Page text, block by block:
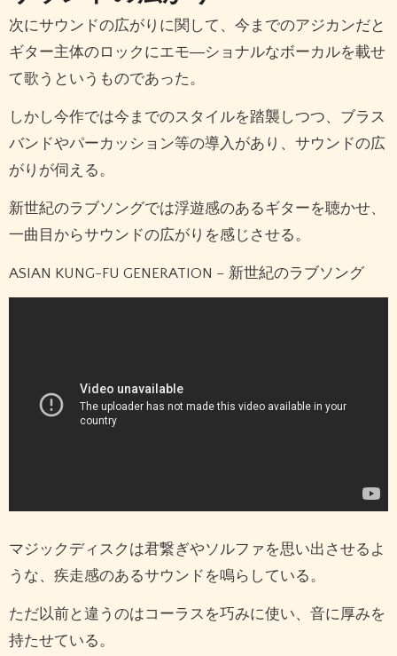
次にサウンドの広がりに関して、今までのアジカンだと
ギター主体のロックにエモ―ショナルなボーカルを載せ
て歌うというものであった。
しかし今作では今までのスタイルを踏襲しつつ、ブラス
バンドやパーカッション等の導入があり、サウンドの広
がりが伺える。
新世紀のラブソングでは浮遊感のあるギターを聴かせ、
一曲目からサウンドの広がりを感じさせる。
ASIAN KUNG-FU GENERATION – 新世紀のラブソング
マジックディスクは君繋ぎやソルファを思い出させるよ
うな、疾走感のあるサウンドを鳴らしている。
ただ以前と違うのはコーラスを巧みに使い、音に厚みを
持たせている。